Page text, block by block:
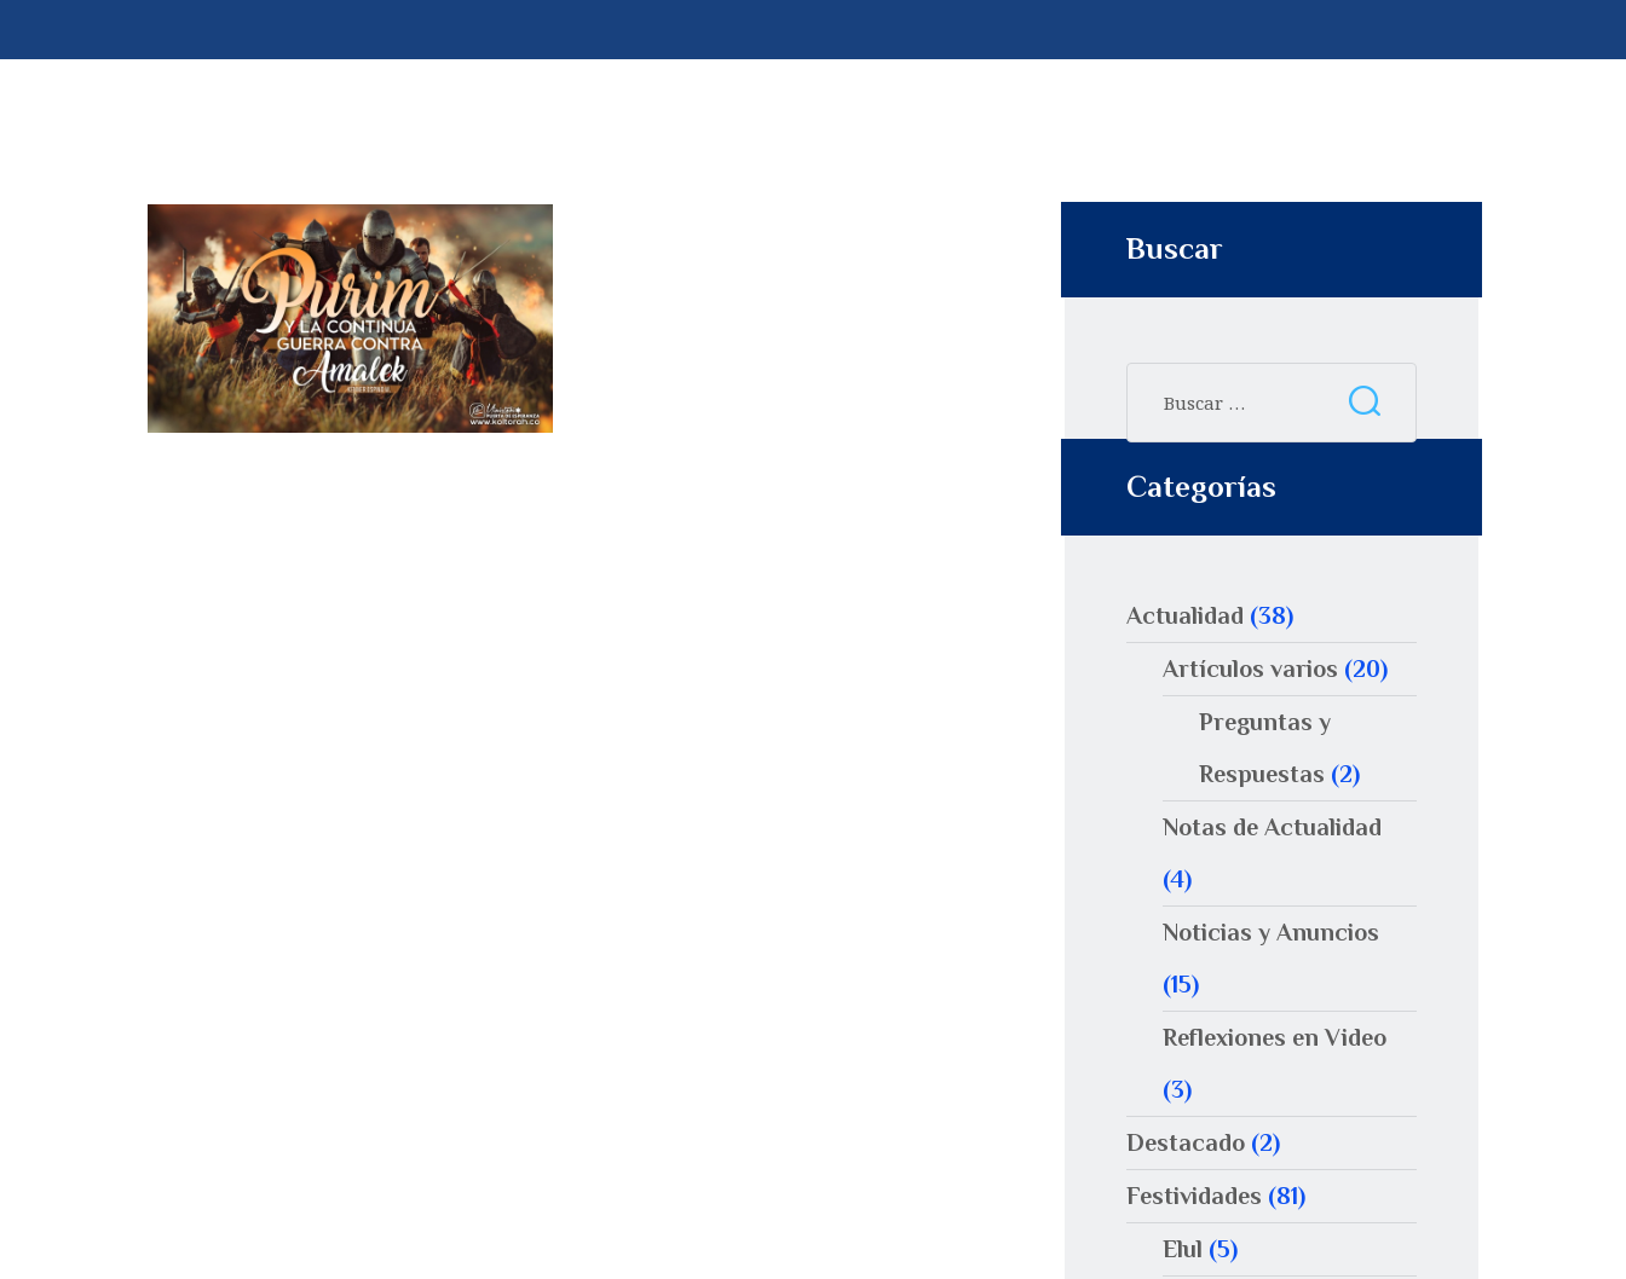
Buscar
Categorías
Actualidad (38)
Artículos varios (20)
Preguntas y
Respuestas (2)
Notas de Actualidad
(4)
Noticias y Anuncios
(15)
Reflexiones en Video
(3)
Destacado (2)
Festividades (81)
Elul (5)
i